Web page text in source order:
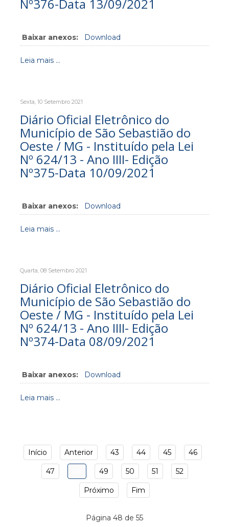
Nº376-Data 13/09/2021
Baixar anexos: Download
Leia mais ...
Sexta, 10 Setembro 2021
Diário Oficial Eletrônico do
Município de São Sebastião do
Oeste / MG - Instituído pela Lei
Nº 624/13 - Ano IIII- Edição
Nº375-Data 10/09/2021
Baixar anexos: Download
Leia mais ...
Quarta, 08 Setembro 2021
Diário Oficial Eletrônico do
Município de São Sebastião do
Oeste / MG - Instituído pela Lei
Nº 624/13 - Ano IIII- Edição
Nº374-Data 08/09/2021
Baixar anexos: Download
Leia mais ...
Início Anterior 43 44 45 46
47 49 50 51 52
Próximo Fim
Página 48 de 55